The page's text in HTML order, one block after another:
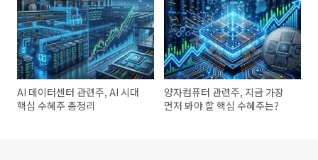
AI 데이터센터 관련주, AI 시대
핵심 수혜주 총정리
양자컴퓨터 관련주, 지금 가장
먼저 봐야 할 핵심 수혜주는?